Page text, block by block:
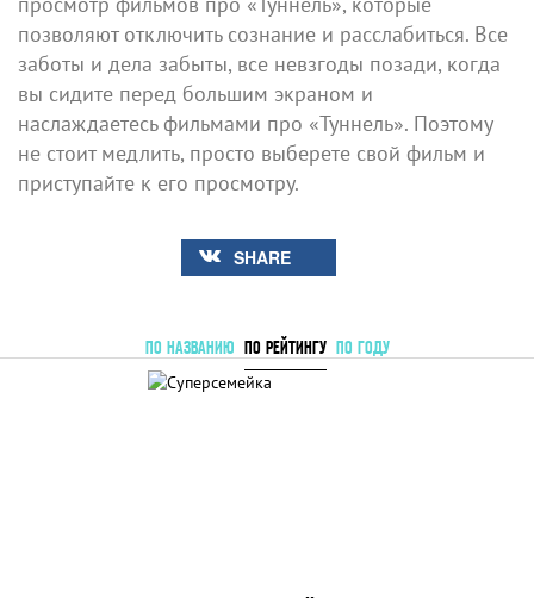
позволяют отключить сознание и расслабиться. Все
заботы и дела забыты, все невзгоды позади, когда
вы сидите перед большим экраном и
наслаждаетесь фильмами про «Туннель». Поэтому
не стоит медлить, просто выберете свой фильм и
приступайте к его просмотру.
SHARE
ПО НАЗВАНИЮ ПО РЕЙТИНГУ ПО ГОДУ